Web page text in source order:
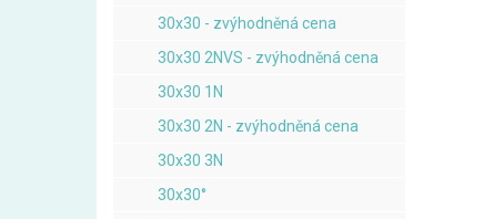
30x30 - zvýhodněná cena
30x30 2NVS - zvýhodněná cena
30x30 1N
30x30 2N - zvýhodněná cena
30x30 3N
30x30°